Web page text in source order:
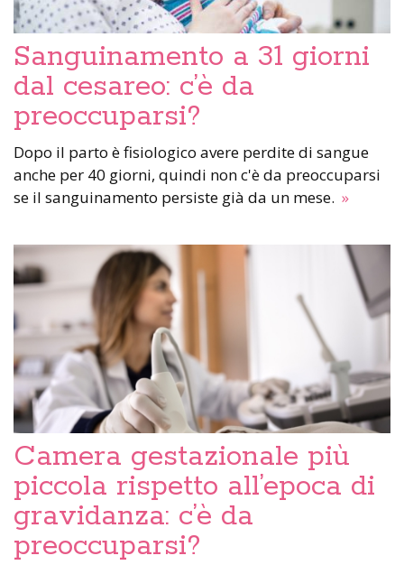
Sanguinamento a 31 giorni
dal cesareo: c’è da
preoccuparsi?
Dopo il parto è fisiologico avere perdite di sangue
anche per 40 giorni, quindi non c'è da preoccuparsi
se il sanguinamento persiste già da un mese. »
Camera gestazionale più
piccola rispetto all’epoca di
gravidanza: c’è da
preoccuparsi?